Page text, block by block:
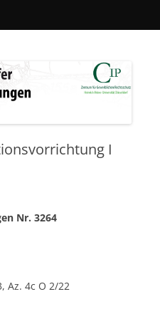
I
Nr. 3264
Az. 4c O 2/22